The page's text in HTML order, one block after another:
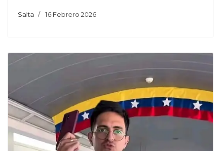
Salta 16 Febrero 2026